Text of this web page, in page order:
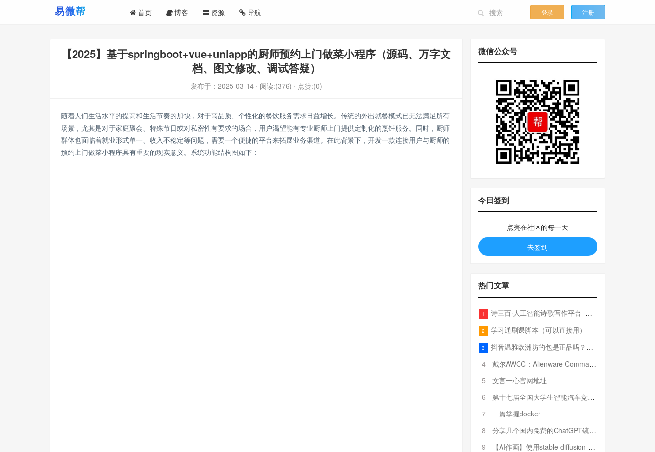
首页 博客 资源 导航 登录 注册
【2025】基于springboot+vue+uniapp的厨师预约上门做菜小程序（源码、万字文
档、图文修改、调试答疑）
发布于： 2025-03-14 ⋅ 阅读:(376) ⋅ 点赞:(0)
随着人们生活水平的提高和生活节奏的加快，对于高品质、个性化的餐饮服务需求日益增长。传统的外出就餐模式已无法满足所有
场景，尤其是对于家庭聚会、特殊节日或对私密性有要求的场合，用户渴望能有专业厨师上门提供定制化的烹饪服务。同时，厨师
群体也面临着就业形式单一、收入不稳定等问题，需要一个便捷的平台来拓展业务渠道。在此背景下，开发一款连接用户与厨师的
预约上门做菜小程序具有重要的现实意义。系统功能结构图如下：
微信公众号
今日签到
点亮在社区的每一天
去签到
热门文章
1 诗三百·人工智能诗歌写作平台_在线作诗机_藏头诗生成器_电脑对联_姓名作诗
2 学习通刷课脚本（可以直接用）
3
抖音温雅欧洲坊的包是正品吗？温雅卖的包为啥那么便宜？
4
戴尔AWCC：Alienware Command Center 故障排除方法，里面附有超全详解呦，快来快来，欢迎观看~
5
文言一心官网地址
6
第十七届全国大学生智能汽车竞赛全国总决赛参赛队伍奖项公告
7
一篇掌握docker
8
分享几个国内免费的ChatGPT镜像网址(亲测有效-4月25日更新)
9
【AI作画】使用stable-diffusion-webui搭建AI作画平台